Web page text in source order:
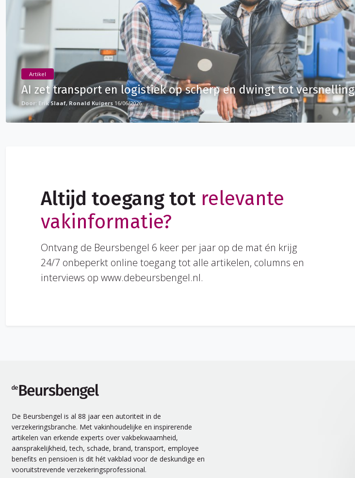
Artikel
AI zet transport en logistiek op scherp en dwingt tot versnelling
Erik Slaaf, Ronald Kuipers 16/06/2026
Altijd toegang tot relevante
vakinformatie?
Ontvang de Beursbengel 6 keer per jaar op de mat én krijg
24/7 onbeperkt online toegang tot alle artikelen, columns en
interviews op www.debeursbengel.nl.
De Beursbengel is al 88 jaar een autoriteit in de
verzekeringsbranche. Met vakinhoudelijke en inspirerende
artikelen van erkende experts over vakbekwaamheid,
aansprakelijkheid, tech, schade, brand, transport, employee
benefits en pensioen is dit hét vakblad voor de deskundige en
vooruitstrevende verzekeringsprofessional.